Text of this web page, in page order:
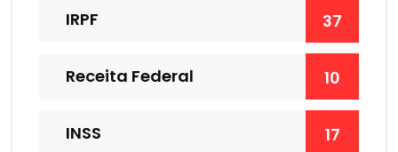
IRPF 37
Receita Federal 10
INSS 17